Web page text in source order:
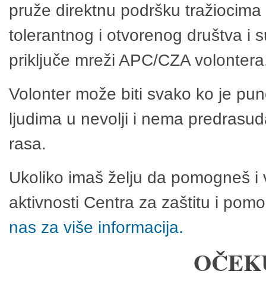
pruže direktnu podršku
tolerantnog i otvorenog društva i
priključe mreži APC/CZA
Volonter može biti svako ko je
ljudima u nevolji i nema
rasa.
Ukoliko imaš želju da pomogneš
aktivnosti Centra za zaštitu i
nas za više informacija.